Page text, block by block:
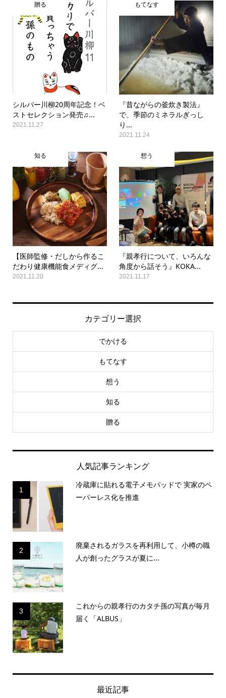
贈る
シルバー川柳20周年記念！ベ
ストセレクション発売♫...
2021.11.27
もてなす
『昔ながらの釜炊き製法』
で、季節のミネラルぎっし
り...
2021.11.24
知る
【医師監修・だしから作るこ
だわり健康機能食メディグ...
2021.11.20
想う
『親孝行について、いろんな
角度から話そう』KOKA...
2021.11.17
カテゴリー選択
でかける
もてなす
想う
知る
贈る
人気記事ランキング
1
冷蔵庫に貼れる電子メモパッドで 実家のペ
ーパーレス化を推進
2
廃棄されるガラスを再利用して、小樽の職
人が創ったグラスが夏に...
3
これからの親孝行のカタチ孫の写真が毎月
届く「ALBUS」
最近記事